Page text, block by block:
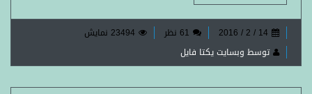
14 / 2 / 2016 61 نظر
23494 نمایش
توسط وبسایت یکتا فایل